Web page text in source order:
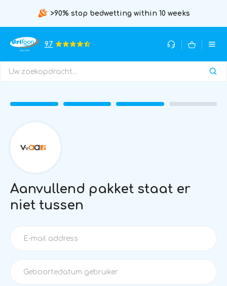
>90% stop bedwetting within 10 weeks
9.7
Aanvullend pakket staat er
niet tussen